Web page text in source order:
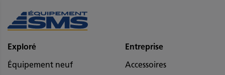
Exploré
Équipement neuf
Entreprise
Accessoires